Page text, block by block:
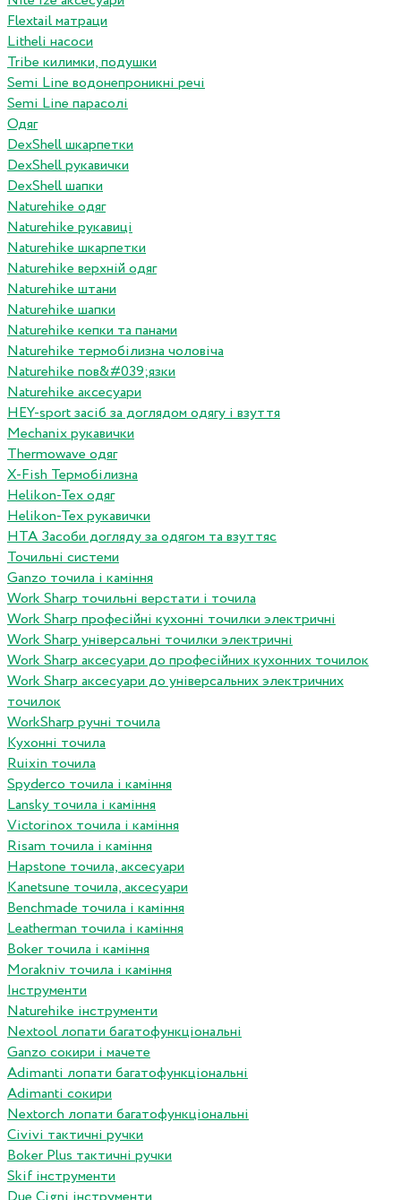
Flextail матраци
Litheli насоси
Tribe килимки, подушки
Semi Line водонепроникні речі
Semi Line парасолі
Одяг
DexShell шкарпетки
DexShell рукавички
DexShell шапки
Naturehike одяг
Naturehike рукавиці
Naturehike шкарпетки
Naturehike верхній одяг
Naturehike штани
Naturehike шапки
Naturehike кепки та панами
Naturehike термобілизна чоловіча
Naturehike пов&#039;язки
Naturehike аксесуари
HEY-sport засіб за доглядом одягу і взуття
Mechanix рукавички
Thermowave одяг
X-Fish Термобілизна
Helikon-Tex одяг
Helikon-Tex рукавички
HTA Засоби догляду за одягом та взуттяс
Точильні системи
Ganzo точила і каміння
Work Sharp точильні верстати і точила
Work Sharp професiйнi кухоннi точилки электричнi
Work Sharp унiверсальнi точилки электричнi
Work Sharp аксесуари до професiйних кухонних точилок
Work Sharp аксесуари до унiверсальних электричних
точилок
WorkSharp ручні точила
Кухонні точила
Ruixin точила
Spyderco точила і каміння
Lansky точила і каміння
Victorinox точила і каміння
Risam точила і каміння
Hapstone точила, аксесуари
Kanetsune точила, аксесуари
Benchmade точила і каміння
Leatherman точила і каміння
Boker точила і каміння
Morakniv точила і каміння
Інструменти
Naturehike інструменти
Nextool лопати багатофункціональні
Ganzo сокири і мачете
Adimanti лопати багатофункціональні
Adimanti сокири
Nextorch лопати багатофункціональні
Сivivi тактичні ручки
Boker Plus тактичні ручки
Skif інструменти